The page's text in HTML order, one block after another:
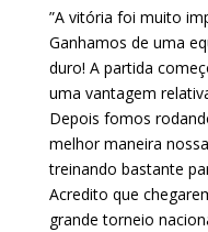
”A vitória foi muito
Ganhamos de uma
duro! A partida
uma vantagem
Depois fomos
melhor maneira
treinando bastante
Acredito que
grande torneio